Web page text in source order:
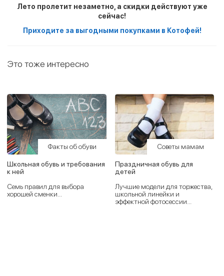
Лето пролетит незаметно, а скидки действуют уже
сейчас!
Приходите за выгодными покупками в Котофей!
Это тоже интересно
Факты об обуви
Школьная обувь и требования
к ней
Семь правил для выбора
хорошей сменки...
Советы мамам
Праздничная обувь для
детей
Лучшие модели для торжества,
школьной линейки и
эффектной фотосессии...